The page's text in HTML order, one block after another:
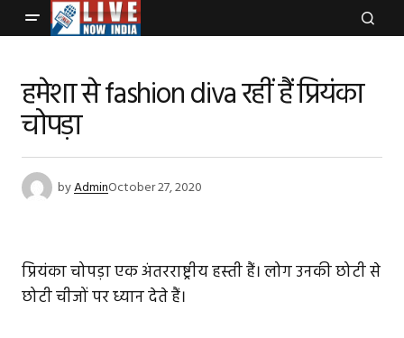
हमेशा से fashion diva रहीं हैं प्रियंका
चोपड़ा
byAdminOctober 27, 2020
प्रियंका चोपड़ा एक अंतरराष्ट्रीय हस्‍ती हैं। लोग उनकी छोटी से
छोटी चीजों पर ध्यान देते हैं।